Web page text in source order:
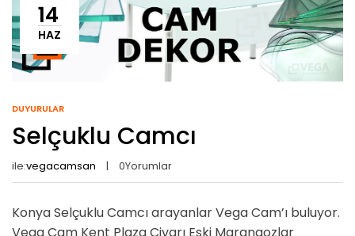
14
HAZ
DUYURULAR
Selçuklu Camcı
ile:vegacamsan 0Yorumlar
Konya Selçuklu Camcı arayanlar Vega Cam’ı buluyor.
Vega Cam Kent Plaza Civarı Eski Marangozlar